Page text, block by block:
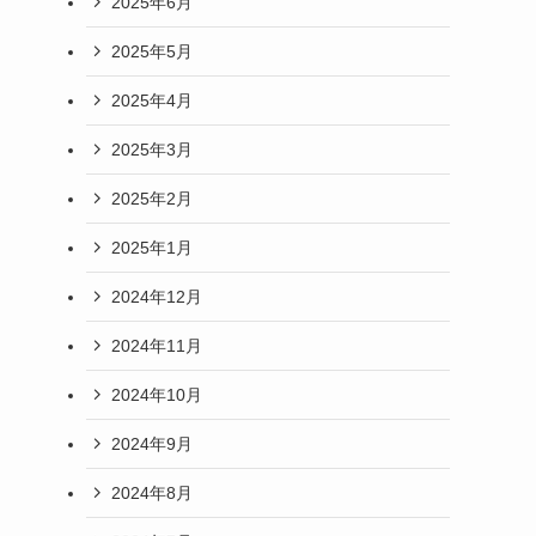
2025年5月
2025年4月
2025年3月
2025年2月
2025年1月
2024年12月
2024年11月
2024年10月
2024年9月
2024年8月